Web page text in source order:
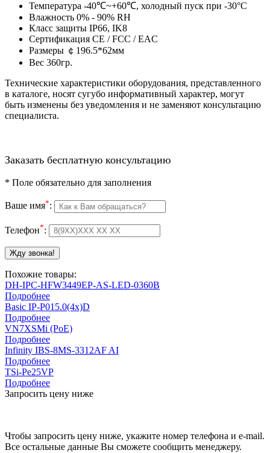
Температура -40℃~+60℃, холодный пуск при -30°C
Влажность 0% - 90% RH
Класс защиты IP66, IK8
Сертификация CE / FCC / EAC
Размеры ￠196.5*62мм
Вес 360гр.
Технические характеристики оборудования, представленного
в каталоге, носят сугубо информативный характер, могут
быть изменены без уведомления и не заменяют консультацию
специалиста.
Заказать бесплатную консультацию
* Поле обязательно для заполнения
Ваше имя*:
Телефон*:
Похожие товары:
DH-IPC-HFW3449EP-AS-LED-0360B
Подробнее
Basic IP-P015.0(4x)D
Подробнее
VN7XSMi (PoE)
Подробнее
Infinity IBS-8MS-3312AF AI
Подробнее
TSi-Pe25VP
Подробнее
Запросить цену ниже
Чтобы запросить цену ниже, укажите номер телефона и e-mail.
Все остальные данные Вы сможете сообщить менеджеру.